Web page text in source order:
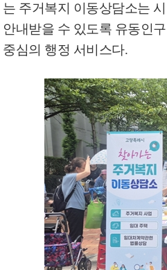
는 주거복지 이동상담소는
안내받을 수 있도록 유동인
중심의 행정 서비스다.
'멈춘
시장